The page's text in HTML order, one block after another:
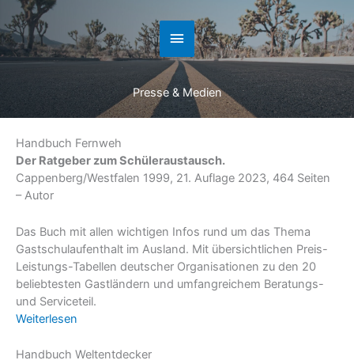
Zum
Inhalt
springen
Hauptmenü
Presse & Medien
Handbuch Fernweh
Der Ratgeber zum Schüleraustausch.
Cappenberg/Westfalen 1999, 21. Auflage 2023, 464 Seiten
– Autor
Das Buch mit allen wichtigen Infos rund um das Thema
Gastschulaufenthalt im Ausland. Mit übersichtlichen Preis-
Leistungs-Tabellen deutscher Organisationen zu den 20
beliebtesten Gastländern und umfangreichem Beratungs-
und Serviceteil.
Weiterlesen
Handbuch Weltentdecker